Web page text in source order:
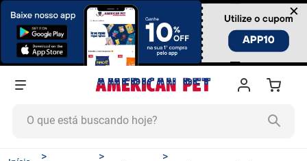
×
TERMOS MAIS BUSCADOS